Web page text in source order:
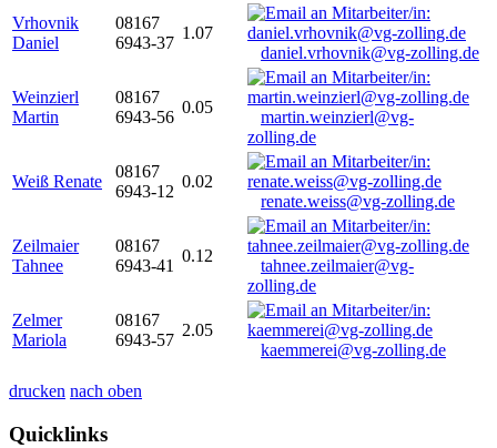
Vrhovnik
Daniel
08167
6943-37
1.07
daniel.vrhovnik@vg-zolling.de
Weinzierl
Martin
08167
6943-56
0.05
martin.weinzierl@vg-
zolling.de
Weiß Renate
08167
6943-12
0.02
renate.weiss@vg-zolling.de
Zeilmaier
Tahnee
08167
6943-41
0.12
tahnee.zeilmaier@vg-
zolling.de
Zelmer
Mariola
08167
6943-57
2.05
kaemmerei@vg-zolling.de
drucken nach oben
Quicklinks